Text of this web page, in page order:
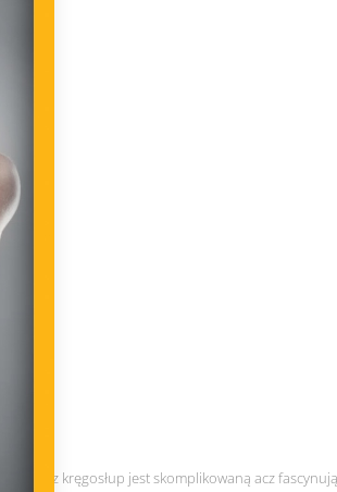
Nasz kręgosłup jest skomplikowaną acz